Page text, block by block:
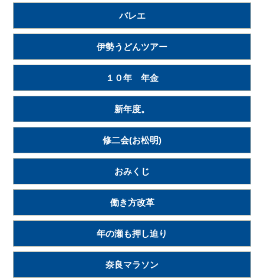
バレエ
伊勢うどんツアー
１０年 年金
新年度。
修二会(お松明)
おみくじ
働き方改革
年の瀬も押し迫り
奈良マラソン